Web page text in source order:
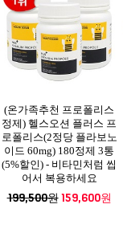
(온가족추천 프로폴리스
정제) 헬스오션 플러스 프
로폴리스(2정당 플라보노
이드 60mg) 180정제 3통
(5%할인) - 비타민처럼 씹
어서 복용하세요
199,500원159,600원